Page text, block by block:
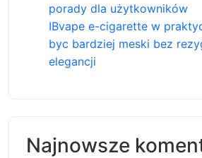
porady dla użytkowników
IBvape e-cigarette w
byc bardziej meski bez
elegancji
Najnowsze